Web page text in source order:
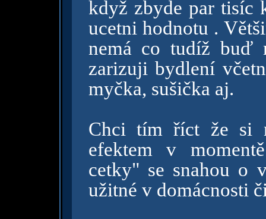
když zbyde par tisíc
ucetni hodnotu .
nemá co tudíž buď
zarizuji bydlení
myčka, sušička aj.
Chci tím říct že si
efektem v
cetky" se snahou o
užitné v domácnosti